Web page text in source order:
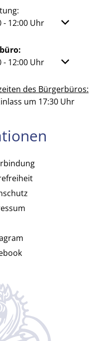
oder
- 12:00Uhr Von 08:30
oder
- 12:00Uhr Von 07:30
des Bürgerbüros:
um 17:30 Uhr